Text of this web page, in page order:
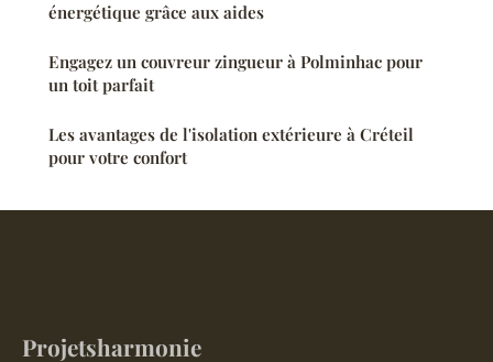
énergétique grâce aux aides
Engagez un couvreur zingueur à Polminhac pour
un toit parfait
Les avantages de l'isolation extérieure à Créteil
pour votre confort
Projetsharmonie